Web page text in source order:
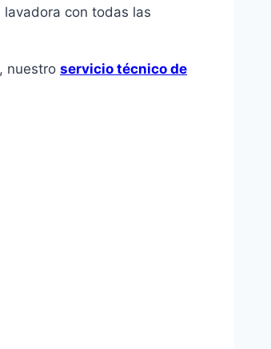
con todas las
nuestro servicio técnico de